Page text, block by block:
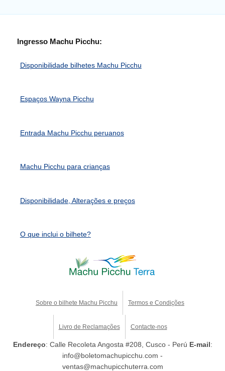
Ingresso Machu Picchu:
Disponibilidade bilhetes Machu Picchu
Espaços Wayna Picchu
Entrada Machu Picchu peruanos
Machu Picchu para crianças
Disponibilidade, Alterações e preços
O que inclui o bilhete?
Sobre o bilhete Machu Picchu Termos e Condições
Livro de Reclamações Contacte-nos
Endereço: Calle Recoleta Angosta #208, Cusco - Perú E-mail:
info@boletomachupicchu.com -
ventas@machupicchuterra.com